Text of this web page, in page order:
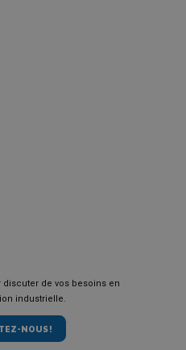
discuter de vos besoins en
industrielle.
NOUS!